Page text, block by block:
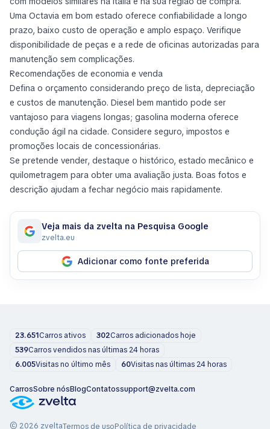
Uma Octavia em bom estado oferece confiabilidade a longo
prazo, baixo custo de operação e amplo espaço. Verifique
disponibilidade de peças e a rede de oficinas autorizadas para
manutenção sem complicações.
Recomendações de economia e venda
Defina o orçamento considerando preço de lista, depreciação
e custos de manutenção. Diesel bem mantido pode ser
vantajoso para viagens longas; gasolina moderna oferece
condução ágil na cidade. Considere seguro, impostos e
promoções locais de concessionárias.
Se pretende vender, destaque o histórico, estado mecânico e
quilometragem para obter uma avaliação justa. Boas fotos e
descrição ajudam a fechar negócio mais rapidamente.
Veja mais da zvelta na Pesquisa Google
zvelta.eu
Adicionar como fonte preferida
23.651Carros ativos 302Carros adicionados hoje
539Carros vendidos nas últimas 24 horas
6.005Visitas no último mês 60Visitas nas últimas 24 horas
CarrosSobre nósBlogContatossupport@zvelta.com
© 2026 zveltaTermos de usoPolítica de privacidade